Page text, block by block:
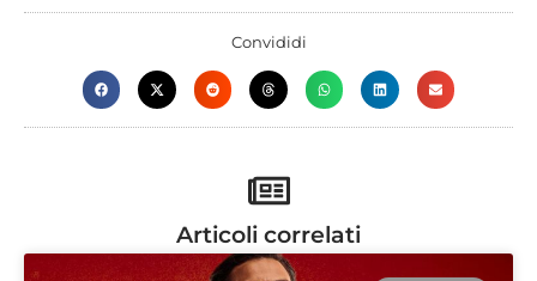
Convididi
Articoli correlati